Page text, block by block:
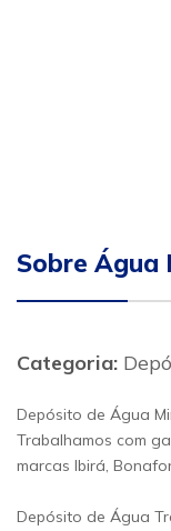
Sobre Água
Categoria:
Depósito de Água
Trabalhamos com
marcas Ibirá,
Depósito de Água